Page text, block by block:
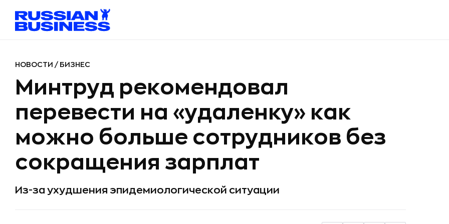
НОВОСТИ / БИЗНЕС
Минтруд рекомендовал
перевести на «удаленку» как
можно больше сотрудников без
сокращения зарплат
Из-за ухудшения эпидемиологической ситуации